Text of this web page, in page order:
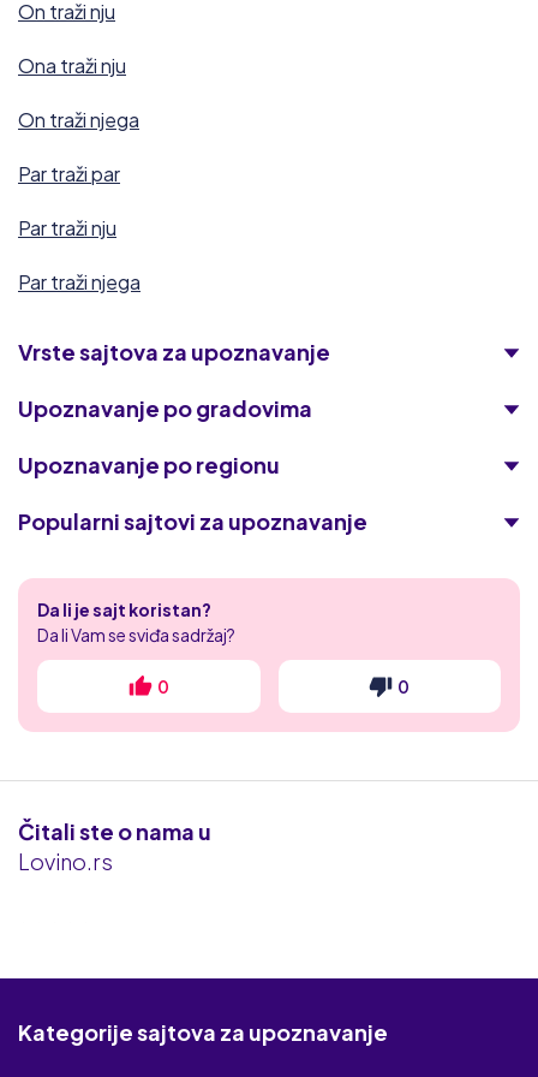
On traži nju
Ona traži nju
On traži njega
Par traži par
Par traži nju
Par traži njega
Vrste sajtova za upoznavanje
Upoznavanje po gradovima
Upoznavanje po regionu
Popularni sajtovi za upoznavanje
Lust
HousewifeWanted
Planet Romeo
Klub za odrasle
Da li je sajt koristan?
Da li Vam se sviđa sadržaj?
0 0
Čitali ste o nama u
Lovino.rs
Kategorije sajtova za upoznavanje